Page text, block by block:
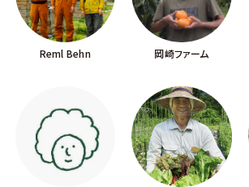
Reml Behn 岡崎ファーム